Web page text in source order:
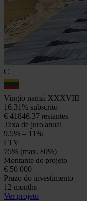
C
Vingio namai XXXVIII
16.31% subscrito
€ 41846.37 restantes
Taxa de juro anual
9.5% – 11%
LTV
75% (max. 80%)
Montante do projeto
€ 50 000
Prazo do investimento
12 months
Ver projeto